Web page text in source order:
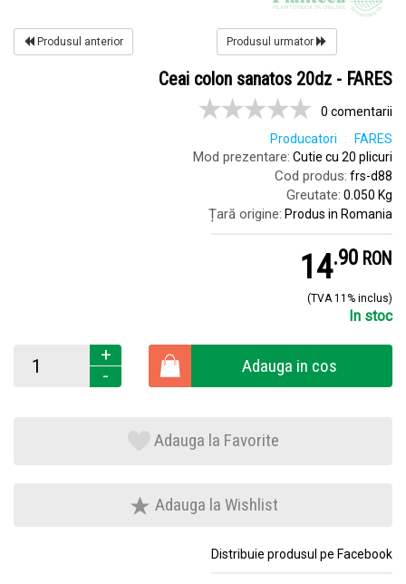
Produsul anterior Produsul urmator
Ceai colon sanatos 20dz - FARES
0 comentarii
Producatori
FARES
Mod prezentare: Cutie cu 20 plicuri
Cod produs: frs-d88
Greutate: 0.050 Kg
Țară origine: Produs in Romania
14.9 RON
(TVA 11% inclus)
In stoc
+
-
Adauga in cos
Adauga la Favorite
Adauga la Wishlist
Distribuie produsul pe Facebook